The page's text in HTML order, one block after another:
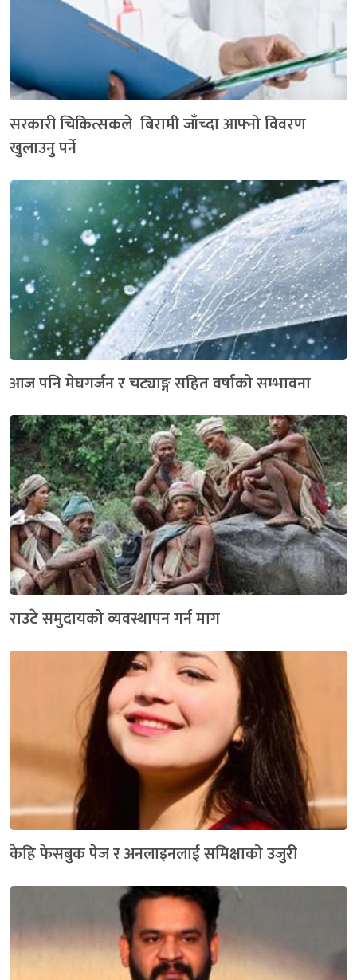
सरकारी चिकित्सकले बिरामी जाँच्दा आफ्नो विवरण
खुलाउनु पर्ने
आज पनि मेघगर्जन र चट्याङ्ग सहित वर्षाको सम्भावना
राउटे समुदायको व्यवस्थापन गर्न माग
केहि फेसबुक पेज र अनलाइनलाई समिक्षाको उजुरी